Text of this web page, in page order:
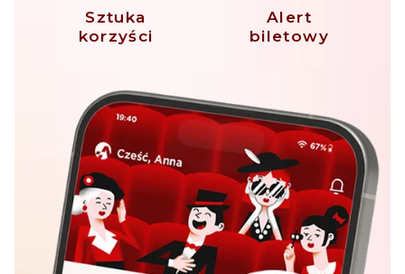
Sztuka
korzyści
Alert
biletowy